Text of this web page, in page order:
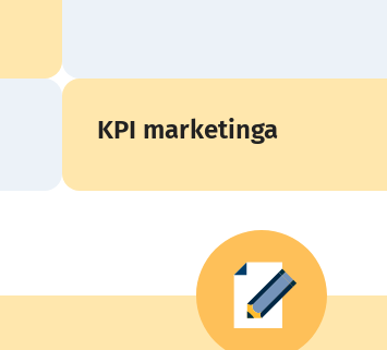
KPI marketinga